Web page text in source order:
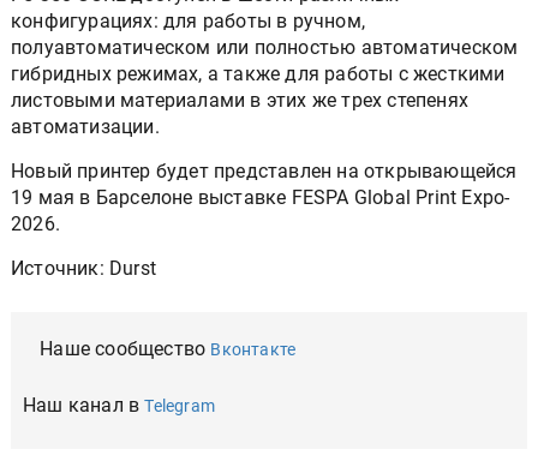
конфигурациях: для работы в ручном,
полуавтоматическом или полностью автоматическом
гибридных режимах, а также для работы с жесткими
листовыми материалами в этих же трех степенях
автоматизации.
Новый принтер будет представлен на открывающейся
19 мая в Барселоне выставке FESPA Global Print Expo-
2026.
Источник: Durst
Наше сообщество Вконтакте
Наш канал вTelegram